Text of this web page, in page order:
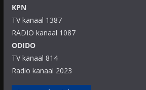
KPN
TV kanaal 1387
RADIO kanaal 1087
ODIDO
TV kanaal 814
Radio kanaal 2023